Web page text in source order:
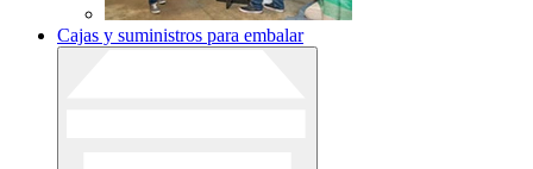
Cajas y suministros para embalar